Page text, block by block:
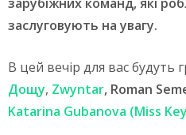
заслуговують на увагу.
В цей вечір для вас будуть
Дощу, Zwyntar, Roman
Katarina Gubanova (Miss Key